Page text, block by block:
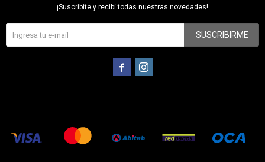
¡Suscribite y recibí todas nuestras novedades!
SUSCRIBIRME
 